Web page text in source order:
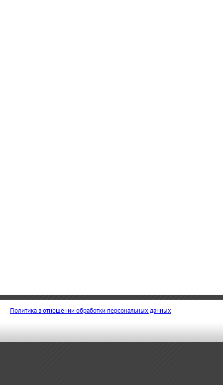
Политика в отношении обработки персональных данных